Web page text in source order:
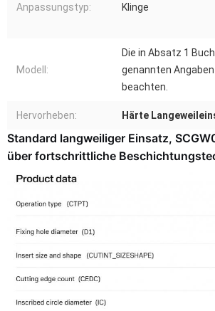
Anpassungstyp:
Klinge
Modell:
Die in Absatz 1
genannten
beachten.
Hervorheben: Härte
Standard langweiliger Einsatz,
über fortschrittliche